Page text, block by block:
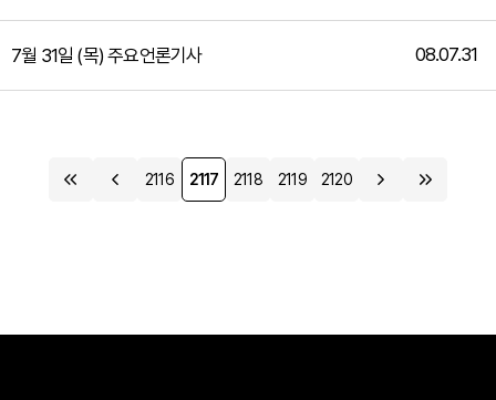
7월 31일 (목) 주요언론기사 08.07.31
2116 2117 2118 2119 2120